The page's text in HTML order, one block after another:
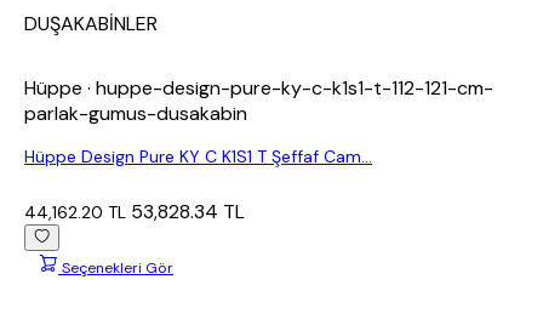
DUŞAKABİNLER
Hüppe · huppe-design-pure-ky-c-k1s1-t-112-121-cm-
parlak-gumus-dusakabin
Hüppe Design Pure KY C K1S1 T Şeffaf Cam...
44,162.20 TL 53,828.34 TL
Seçenekleri Gör